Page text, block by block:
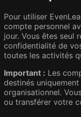
Pour utiliser
compte personnel
jour. Vous êtes seul
confidentialité de
toutes les activités
Important : Les
destinés
organisationnel.
ou transférer votre